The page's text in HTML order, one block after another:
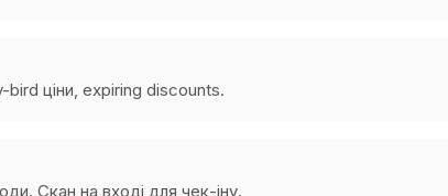
ціни, expiring discounts.
Скан на вході для чек-іну.